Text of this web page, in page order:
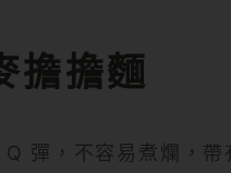
擔擔麵
彈，不容易煮爛，帶